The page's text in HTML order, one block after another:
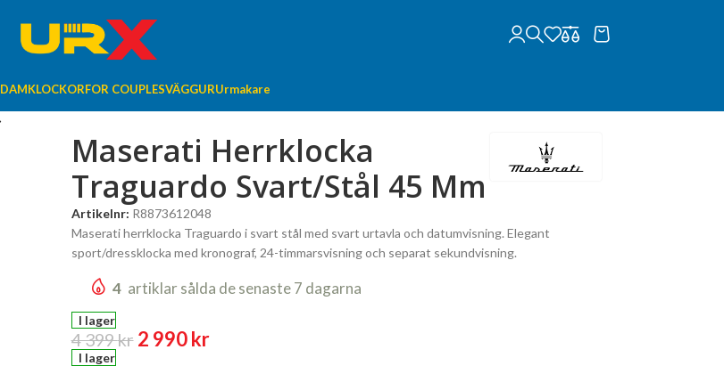
DAMKLOCKORFOR COUPLESVÄGGURUrmakare
Maserati Herrklocka
Traguardo Svart/Stål 45 Mm
Artikelnr: R8873612048
Maserati herrklocka Traguardo i svart stål med svart urtavla och datumvisning. Elegant
sport/dressklocka med kronograf, 24-timmarsvisning och separat sekundvisning.
4 artiklar sålda de senaste 7 dagarna
I lager
4 399kr 2 990kr
I lager